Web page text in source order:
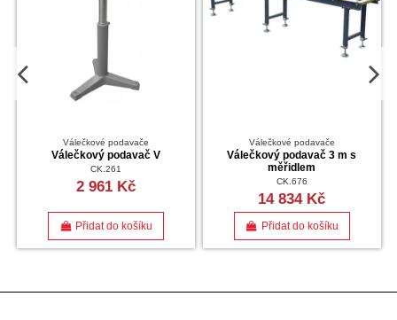
Válečkové podavače
Válečkový podavač V
CK.261
2 961 Kč
Přidat do košíku
Válečkové podavače
Válečkový podavač 3 m s
měřidlem
CK.676
14 834 Kč
Přidat do košíku